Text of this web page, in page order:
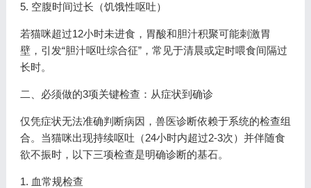
5. 空腹时间过长（饥饿性呕吐）
若猫咪超过12小时未进食，胃酸和胆汁积聚可能刺激胃
壁，引发“胆汁呕吐综合征”，常见于清晨或定时喂食间隔过
长时。
二、必须做的3项关键检查：从症状到确诊
仅凭症状无法准确判断病因，兽医诊断依赖于系统的检查组
合。当猫咪出现持续呕吐（24小时内超过2-3次）并伴随食
欲不振时，以下三项检查是明确诊断的基石。
1. 血常规检查